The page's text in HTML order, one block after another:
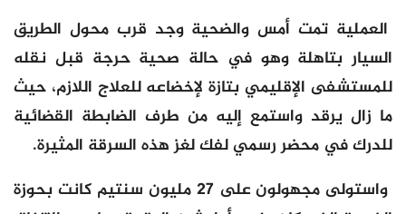
العملية تمت أمس والضحية وجد قرب محول الطريق
السيار بتاهلة وهو في حالة صحية حرجة قبل نقله
للمستشفى الإقليمي بتازة لإخضاعه للعلاج اللازم، حيث
ما زال يرقد واستمع إليه من طرف الضابطة القضائية
للدرك في محضر رسمي لفك لغز هذه السرقة المثيرة.
واستولى مجهولون على 27 مليون سنتيم كانت بحوزة